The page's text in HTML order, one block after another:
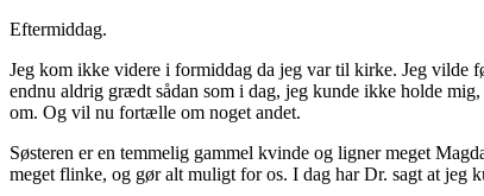
Eftermiddag.
Jeg kom ikke videre i formiddag da jeg var til kirke. Jeg vilde
endnu aldrig grædt sådan som i dag, jeg kunde ikke holde
om. Og vil nu fortælle om noget andet.
Søsteren er en temmelig gammel kvinde og ligner meget
meget flinke, og gør alt muligt for os. I dag har Dr. sagt at jeg